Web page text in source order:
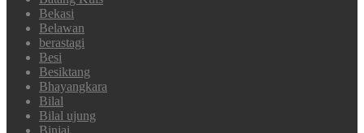
Bekasi
Belawan
berastagi
Besi
Besiktang
Bhayangkara
Bilal
Bilal ujung
Binjai